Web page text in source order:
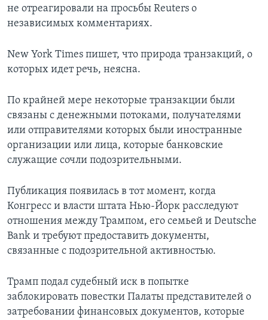
не отреагировали на просьбы Reuters о
независимых комментариях.
New York Times пишет, что природа транзакций, о
которых идет речь, неясна.
По крайней мере некоторые транзакции были
связаны с денежными потоками, получателями
или отправителями которых были иностранные
организации или лица, которые банковские
служащие сочли подозрительными.
Публикация появилась в тот момент, когда
Конгресс и власти штата Нью-Йорк расследуют
отношения между Трампом, его семьей и Deutsche
Bank и требуют предоставить документы,
связанные с подозрительной активностью.
Трамп подал судебный иск в попытке
заблокировать повестки Палаты представителей о
затребовании финансовых документов, которые